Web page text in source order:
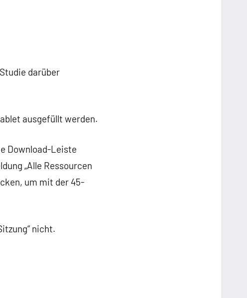
darüber
ausgefüllt werden.
Download-Leiste
„Alle Ressourcen
um mit der 45-
nicht.